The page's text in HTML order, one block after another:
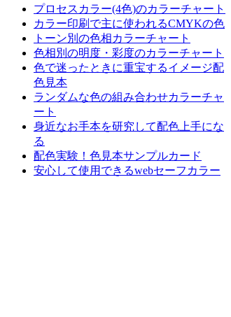
プロセスカラー(4色)のカラーチャート
カラー印刷で主に使われるCMYKの色
トーン別の色相カラーチャート
色相別の明度・彩度のカラーチャート
色で迷ったときに重宝するイメージ配
色見本
ランダムな色の組み合わせカラーチャ
ート
身近なお手本を研究して配色上手にな
る
配色実験！色見本サンプルカード
安心して使用できるwebセーフカラー